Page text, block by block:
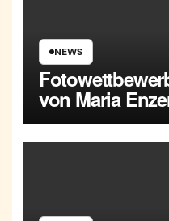
NEWS
von Maria